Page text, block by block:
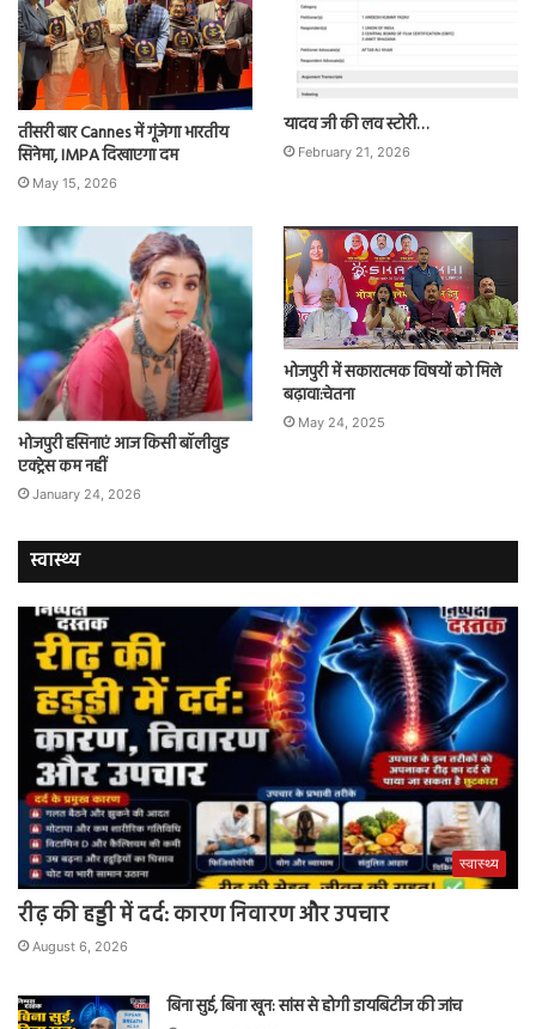
तीसरी बार Cannes में गूंजेगा भारतीय
सिनेमा, IMPA दिखाएगा दम
May 15, 2026
यादव जी की लव स्टोरी…
February 21, 2026
भोजपुरी हसिनाएं आज किसी बॉलीवुड
एक्ट्रेस कम नहीं
January 24, 2026
भोजपुरी में सकारात्मक विषयों को मिले
बढ़ावा:चेतना
May 24, 2025
स्वास्थ्य
स्वास्थ्य
रीढ़ की हड्डी में दर्द: कारण निवारण और उपचार
August 6, 2026
बिना सुई, बिना खून: सांस से होगी डायबिटीज की जांच